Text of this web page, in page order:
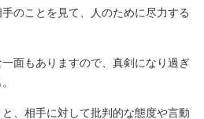
のことを見て、人のために尽力する
面もありますので、真剣になり過ぎ
、相手に対して批判的な態度や言動